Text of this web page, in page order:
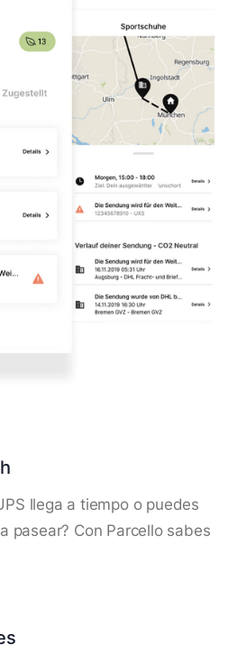
llega a tiempo o puedes
pasear? Con Parcello sabes